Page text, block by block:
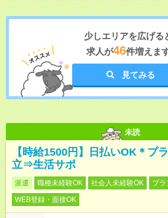
少しエリアを広げる
求人が46件増えま
見てみる
未読
【時給1500円】日払いOK＊プ
立⇒生活サポ
派遣 職種未経験OK 社会人未経験OK
ブラ
WEB登録・面接OK